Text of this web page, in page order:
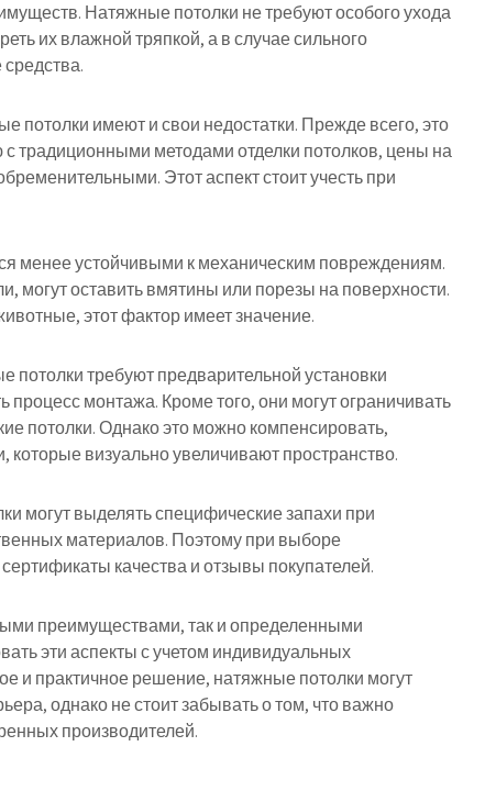
Натяжные потолки не требуют особого ухода
их влажной тряпкой, а в случае сильного
потолки имеют и свои недостатки. Прежде всего, это
традиционными методами отделки потолков, цены на
Этот аспект стоит учесть при
менее устойчивыми к механическим повреждениям.
могут оставить вмятины или порезы на поверхности.
этот фактор имеет значение.
потолки требуют предварительной установки
монтажа. Кроме того, они могут ограничивать
потолки. Однако это можно компенсировать,
которые визуально увеличивают пространство.
могут выделять специфические запахи при
материалов. Поэтому при выборе
качества и отзывы покупателей.
преимуществами, так и определенными
эти аспекты с учетом индивидуальных
и практичное решение, натяжные потолки могут
однако не стоит забывать о том, что важно
производителей.